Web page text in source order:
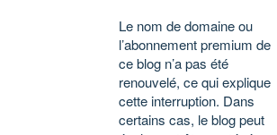
Le nom de domaine ou
l’abonnement premium de
ce blog n’a pas été
renouvelé, ce qui explique
cette interruption. Dans
certains cas, le blog peut